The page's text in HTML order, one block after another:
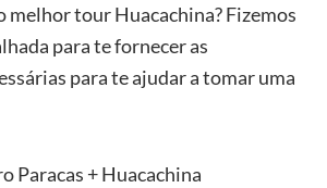
melhor tour Huacachina? Fizemos
para te fornecer as
para te ajudar a tomar uma
Paracas + Huacachina